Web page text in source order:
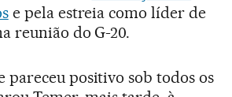
e pela estreia como líder de
reunião do G-20.
pareceu positivo sob todos os